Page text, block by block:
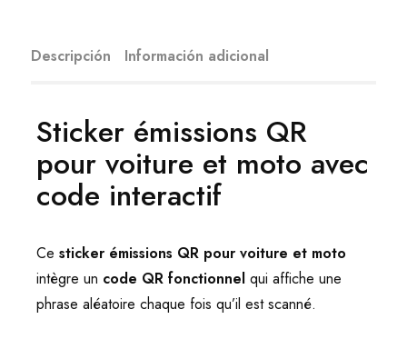
Descripción Información adicional
Sticker émissions QR
pour voiture et moto avec
code interactif
Ce sticker émissions QR pour voiture et moto
intègre un code QR fonctionnel qui affiche une
phrase aléatoire chaque fois qu’il est scanné.